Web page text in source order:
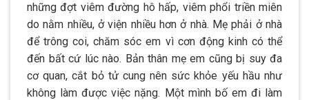
những đợt viêm đường hô hấp, viêm phổi triền miên
do nằm nhiều, ở viện nhiều hơn ở nhà. Mẹ phải ở nhà
để trông coi, chăm sóc em vì cơn động kinh có thể
đến bất cứ lúc nào. Bản thân mẹ em cũng bị suy đa
cơ quan, cắt bỏ tử cung nên sức khỏe yếu hầu như
không làm được việc nặng. Một mình bố em đi làm